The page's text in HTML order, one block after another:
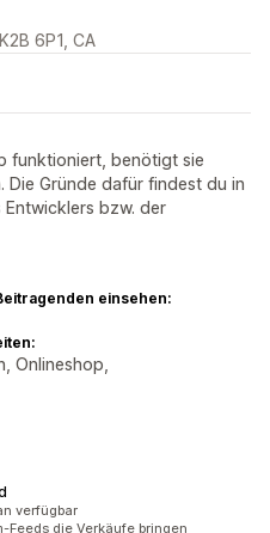
6P1, CA
funktioniert, benötigt sie
Gründe dafür findest du in
Entwicklers bzw. der
einsehen:
Onlineshop,
verfügbar
Feeds die Verkäufe bringen